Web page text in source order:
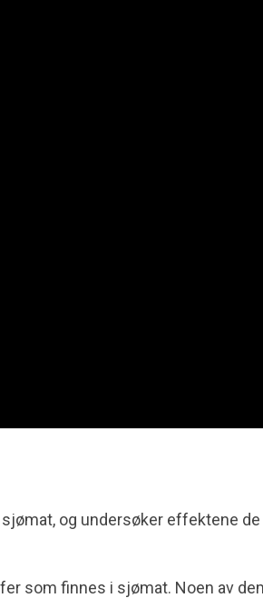
og undersøker effektene de
som finnes i sjømat. Noen av